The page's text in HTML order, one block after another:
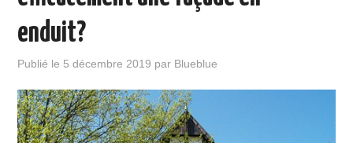
MAISON
IMMO
JARDIN
enduit?
Publié le 5 décembre 2019 par Blueblue